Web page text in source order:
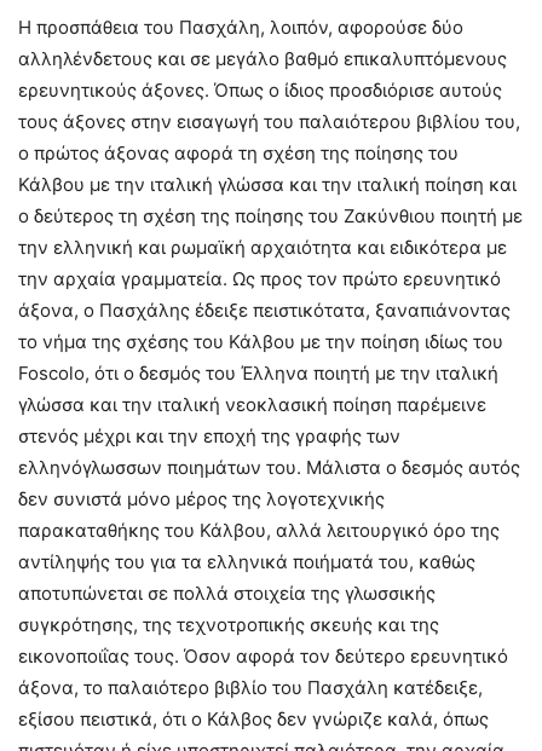
Η προσπάθεια του Πασχάλη, λοιπόν, αφορούσε δύο
αλληλένδετους και σε μεγάλο βαθμό επικαλυπτόμενους
ερευνητικούς άξονες. Όπως ο ίδιος προσδιόρισε αυτούς
τους άξονες στην εισαγωγή του παλαιότερου βιβλίου του,
ο πρώτος άξονας αφορά τη σχέση της ποίησης του
Κάλβου με την ιταλική γλώσσα και την ιταλική ποίηση και
ο δεύτερος τη σχέση της ποίησης του Ζακύνθιου ποιητή με
την ελληνική και ρωμαϊκή αρχαιότητα και ειδικότερα με
την αρχαία γραμματεία. Ως προς τον πρώτο ερευνητικό
άξονα, ο Πασχάλης έδειξε πειστικότατα, ξαναπιάνοντας
το νήμα της σχέσης του Κάλβου με την ποίηση ιδίως του
Foscolo, ότι ο δεσμός του Έλληνα ποιητή με την ιταλική
γλώσσα και την ιταλική νεοκλασική ποίηση παρέμεινε
στενός μέχρι και την εποχή της γραφής των
ελληνόγλωσσων ποιημάτων του. Μάλιστα ο δεσμός αυτός
δεν συνιστά μόνο μέρος της λογοτεχνικής
παρακαταθήκης του Κάλβου, αλλά λειτουργικό όρο της
αντίληψής του για τα ελληνικά ποιήματά του, καθώς
αποτυπώνεται σε πολλά στοιχεία της γλωσσικής
συγκρότησης, της τεχνοτροπικής σκευής και της
εικονοποιΐας τους. Όσον αφορά τον δεύτερο ερευνητικό
άξονα, το παλαιότερο βιβλίο του Πασχάλη κατέδειξε,
εξίσου πειστικά, ότι ο Κάλβος δεν γνώριζε καλά, όπως